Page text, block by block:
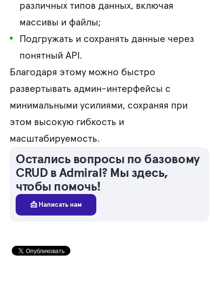
различных типов данных, включая
массивы и файлы;
Подгружать и сохранять данные через
понятный API.
Благодаря этому можно быстро
развертывать админ-интерфейсы с
минимальными усилиями, сохраняя при
этом высокую гибкость и
масштабируемость.
Остались вопросы по базовому
CRUD в Admiral? Мы здесь,
чтобы помочь!
📩 Написать нам